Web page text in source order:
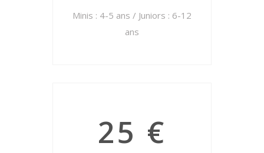
Minis : 4-5 ans / Juniors : 6-12
ans
25 €